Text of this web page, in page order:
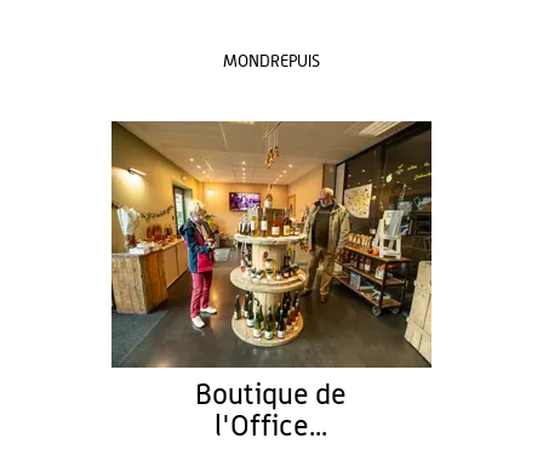
MONDREPUIS
Boutique de
l'Office...